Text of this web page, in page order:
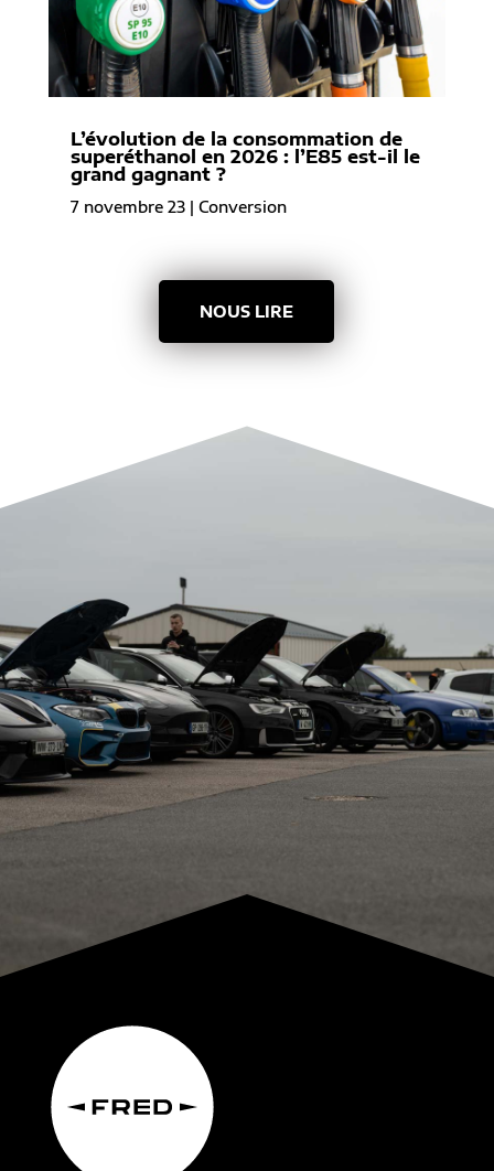
L’évolution de la consommation de
superéthanol en 2026 : l’E85 est-il le
grand gagnant ?
7 novembre 23| Conversion
NOUS LIRE